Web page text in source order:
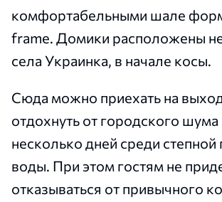
комфортабельными шале
frame. Домики расположены
села Украинка, в начале косы.
Сюда можно приехать на
отдохнуть от городского шума
несколько дней среди
воды. При этом гостям не
отказываться от привычного